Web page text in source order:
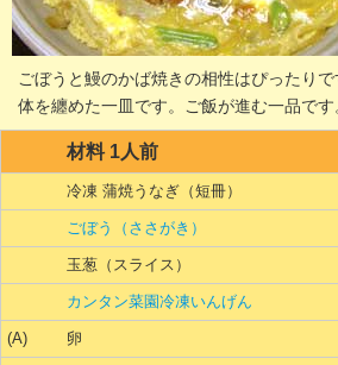
ごぼうと鰻のかば焼きの相性はぴったり
体を纏めた一皿です。ご飯が進む一品です
材料 1人前
冷凍 蒲焼うなぎ（短冊）
ごぼう（ささがき）
玉葱（スライス）
カンタン菜園冷凍いんげん
(A) 卵